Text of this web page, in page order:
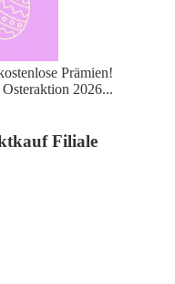
Prämien!
2026...
Filiale